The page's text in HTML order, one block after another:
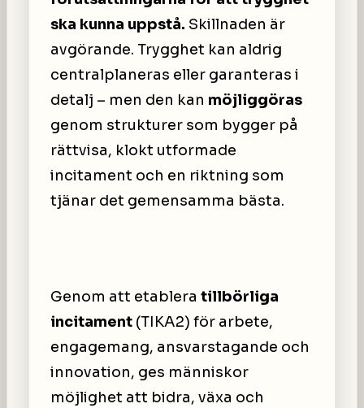
ska kunna uppstå. Skillnaden är
avgörande. Trygghet kan aldrig
centralplaneras eller garanteras i
detalj – men den kan möjliggöras
genom strukturer som bygger på
rättvisa, klokt utformade
incitament och en riktning som
tjänar det gemensamma bästa.
Genom att etablera tillbörliga
incitament (TIKA2) för arbete,
engagemang, ansvarstagande och
innovation, ges människor
möjlighet att bidra, växa och